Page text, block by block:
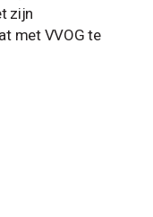
zijn
met VVOG te